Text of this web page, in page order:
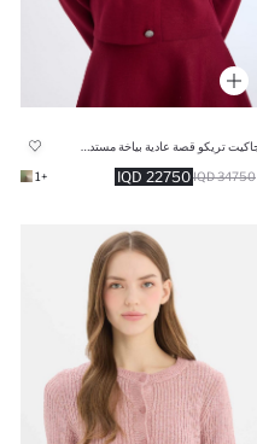
22750 IQD 34750 IQD
+1